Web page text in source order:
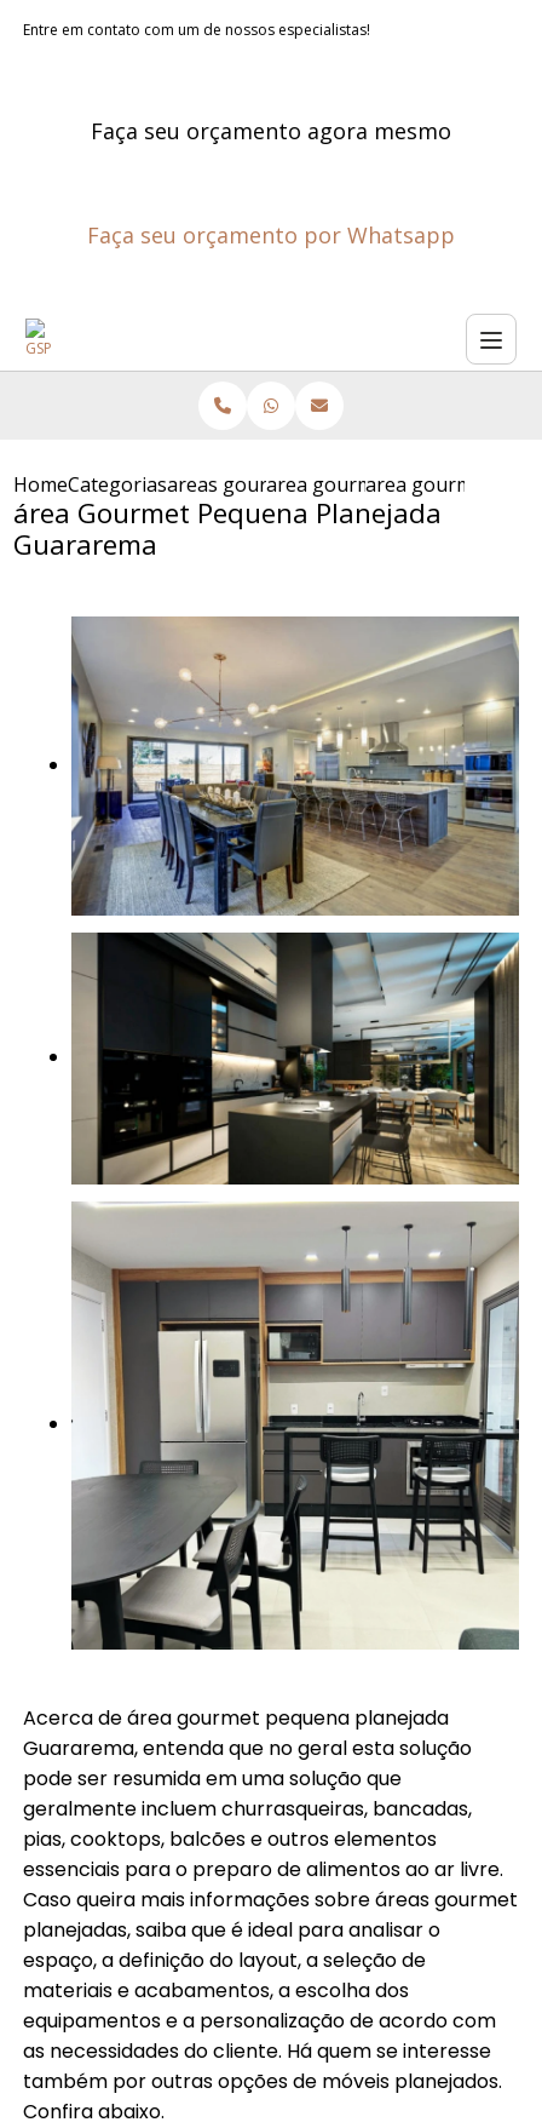
Entre em contato com um de nossos especialistas!
Faça seu orçamento agora mesmo
Faça seu orçamento por Whatsapp
HomeCategoriasareas gourmet planejadas
area gourmet pequena
area gourmet
área Gourmet Pequena Planejada
Guararema
Acerca de área gourmet pequena planejada
Guararema, entenda que no geral esta solução
pode ser resumida em uma solução que
geralmente incluem churrasqueiras, bancadas,
pias, cooktops, balcões e outros elementos
essenciais para o preparo de alimentos ao ar livre.
Caso queira mais informações sobre áreas gourmet
planejadas, saiba que é ideal para analisar o
espaço, a definição do layout, a seleção de
materiais e acabamentos, a escolha dos
equipamentos e a personalização de acordo com
as necessidades do cliente. Há quem se interesse
também por outras opções de móveis planejados.
Confira abaixo.